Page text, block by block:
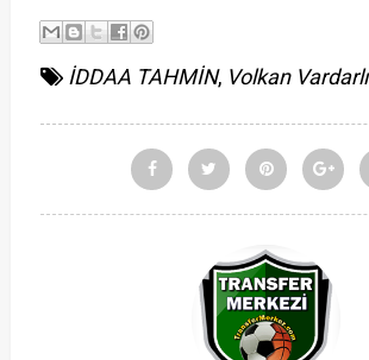
İDDAA TAHMİN, Volkan Vardarlı